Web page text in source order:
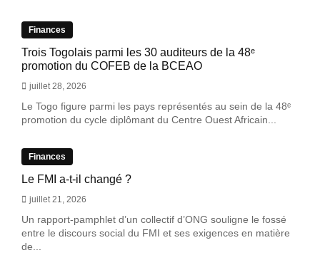
Finances
Trois Togolais parmi les 30 auditeurs de la 48ᵉ
promotion du COFEB de la BCEAO
juillet 28, 2026
Le Togo figure parmi les pays représentés au sein de la 48ᵉ
promotion du cycle diplômant du Centre Ouest Africain...
Finances
Le FMI a-t-il changé ?
juillet 21, 2026
Un rapport-pamphlet d’un collectif d’ONG souligne le fossé
entre le discours social du FMI et ses exigences en matière
de...